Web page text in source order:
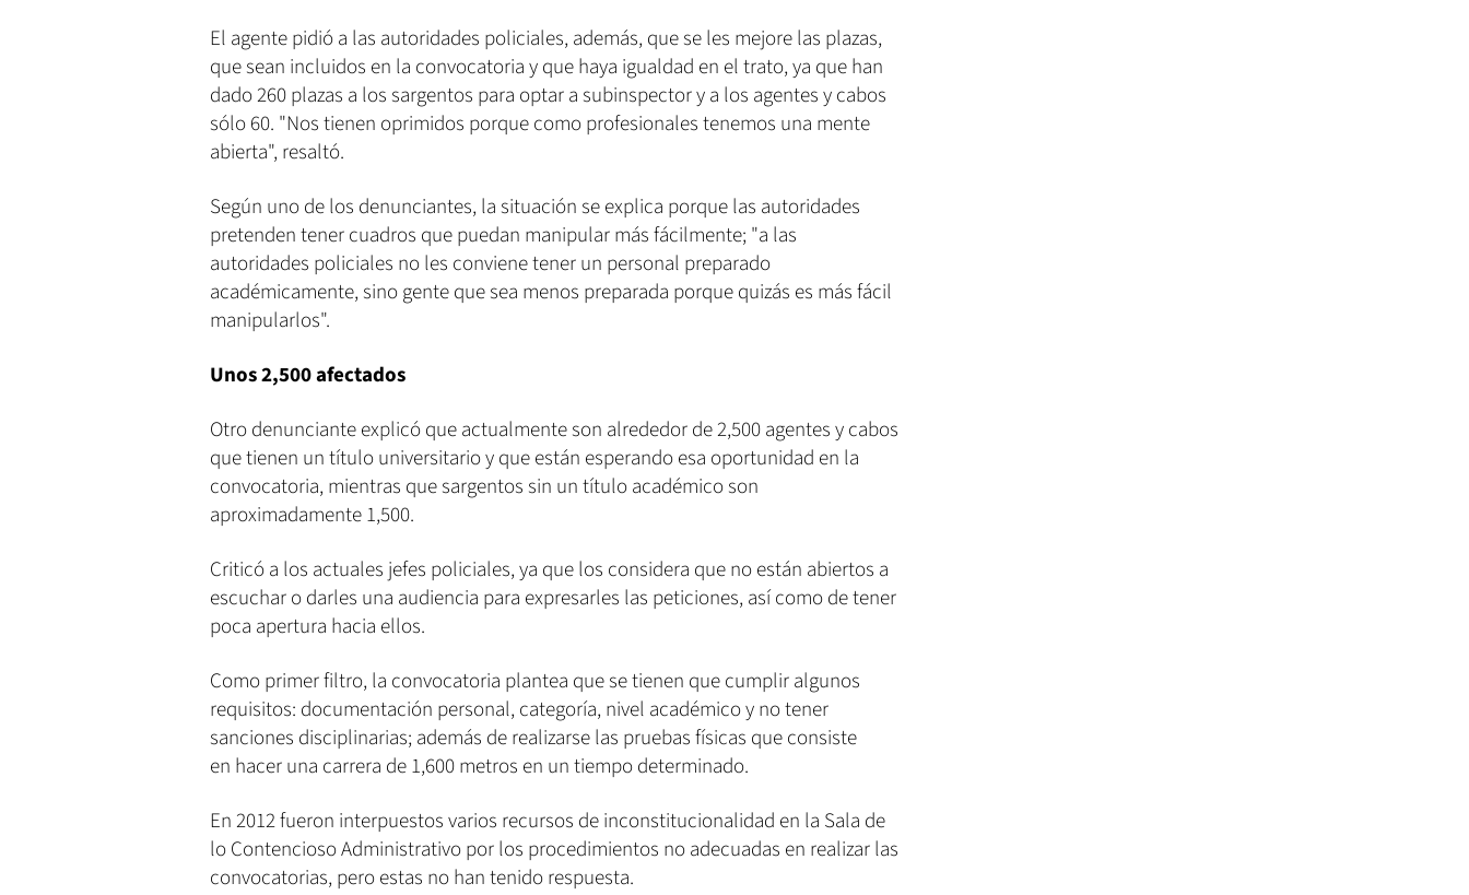
El agente pidió a las autoridades policiales, además, que se les mejore las plazas,
que sean incluidos en la convocatoria y que haya igualdad en el trato, ya que han
dado 260 plazas a los sargentos para optar a subinspector y a los agentes y cabos
sólo 60. "Nos tienen oprimidos porque como profesionales tenemos una mente
abierta", resaltó.
Según uno de los denunciantes, la situación se explica porque las autoridades
pretenden tener cuadros que puedan manipular más fácilmente; "a las
autoridades policiales no les conviene tener un personal preparado
académicamente, sino gente que sea menos preparada porque quizás es más fácil
manipularlos".
Unos 2,500 afectados
Otro denunciante explicó que actualmente son alrededor de 2,500 agentes y cabos
que tienen un título universitario y que están esperando esa oportunidad en la
convocatoria, mientras que sargentos sin un título académico son
aproximadamente 1,500.
Criticó a los actuales jefes policiales, ya que los considera que no están abiertos a
escuchar o darles una audiencia para expresarles las peticiones, así como de tener
poca apertura hacia ellos.
Como primer filtro, la convocatoria plantea que se tienen que cumplir algunos
requisitos: documentación personal, categoría, nivel académico y no tener
sanciones disciplinarias; además de realizarse las pruebas físicas que consiste
en hacer una carrera de 1,600 metros en un tiempo determinado.
En 2012 fueron interpuestos varios recursos de inconstitucionalidad en la Sala de
lo Contencioso Administrativo por los procedimientos no adecuadas en realizar las
convocatorias, pero estas no han tenido respuesta.